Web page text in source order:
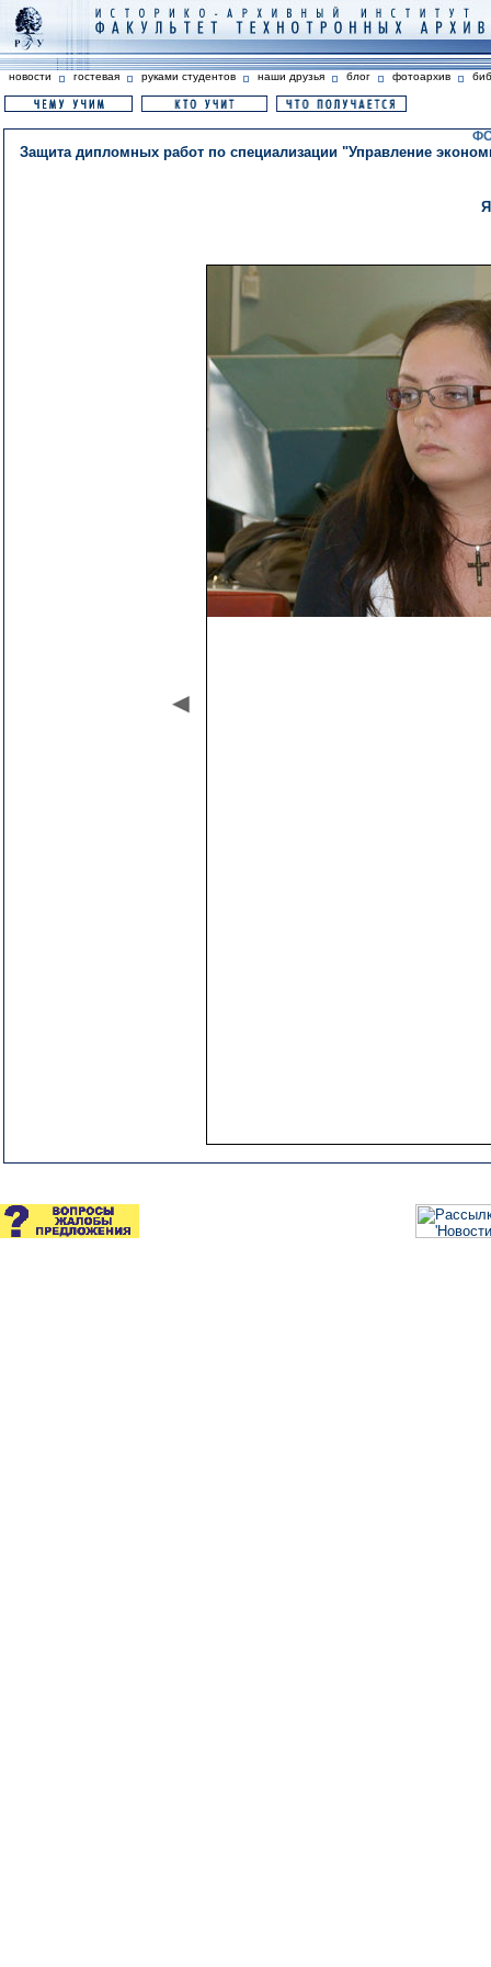
новости гостевая руками студентов наши друзья блог фотоархив
Защита дипломных работ по специализации "Управление